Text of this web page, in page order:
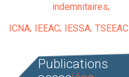
indemnitaires
ICNA IEEAC IESSA TSEEAC
Publications